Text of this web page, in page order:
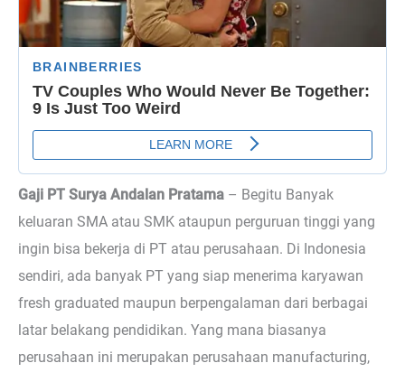
Gaji PT Surya Andalan Pratama – Begitu Banyak
keluaran SMA atau SMK ataupun perguruan tinggi yang
ingin bisa bekerja di PT atau perusahaan. Di Indonesia
sendiri, ada banyak PT yang siap menerima karyawan
fresh graduated maupun berpengalaman dari berbagai
latar belakang pendidikan. Yang mana biasanya
perusahaan ini merupakan perusahaan manufacturing,